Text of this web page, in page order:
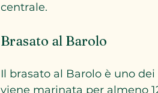
centrale.
Brasato al Barolo
Il brasato al Barolo è uno
viene marinata per almeno